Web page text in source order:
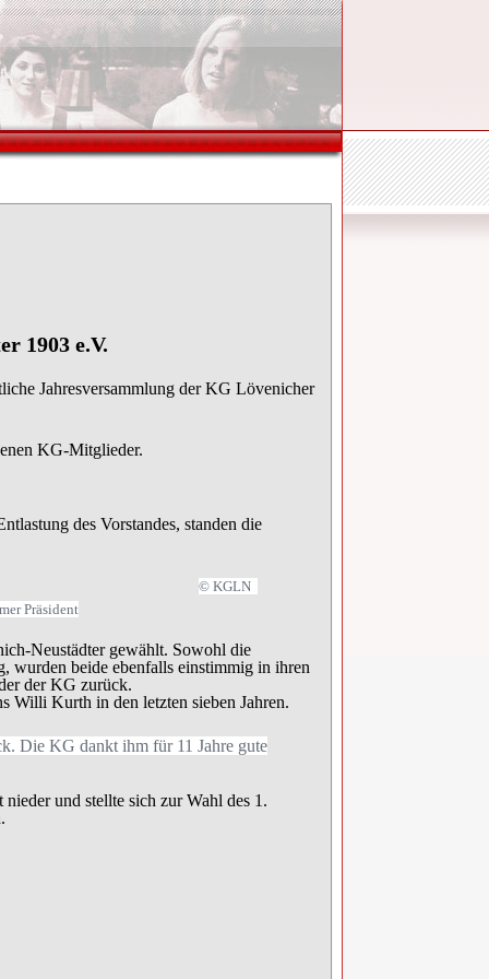
1903 e.V.
Jahresversammlung der KG Lövenicher
KG-Mitglieder.
des Vorstandes, standen die
© KGLN
Präsident
Neustädter gewählt. Sowohl die
wurden beide ebenfalls einstimmig in ihren
der KG zurück.
Willi Kurth in den letzten sieben Jahren.
Die KG dankt ihm für 11 Jahre gute
und stellte sich zur Wahl des 1.